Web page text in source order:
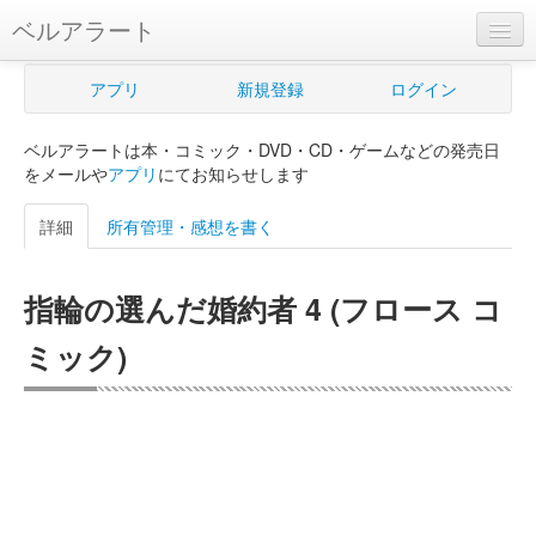
ベルアラート
ベルアラートとは
新規登録
ログイン
購入管理
Myシェルフ
アプリ 新規登録 ログイン
ベルアラートは本・コミック・DVD・CD・ゲームなどの発売日
をメールやアプリ にてお知らせします
詳細 所有管理・感想を書く
指輪の選んだ婚約者 4 (フロース コ
ミック)